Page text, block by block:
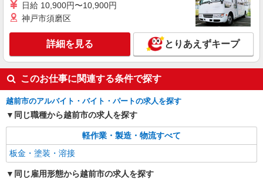
日給 10,900円〜10,900円
神戸市須磨区
詳細を見る とりあえずキープ
このお仕事に関連する条件で探す
越前市のアルバイト・バイト・パートの求人を探す
同じ職種から越前市の求人を探す
軽作業・製造・物流すべて
板金・塗装・溶接
同じ雇用形態から越前市の求人を探す